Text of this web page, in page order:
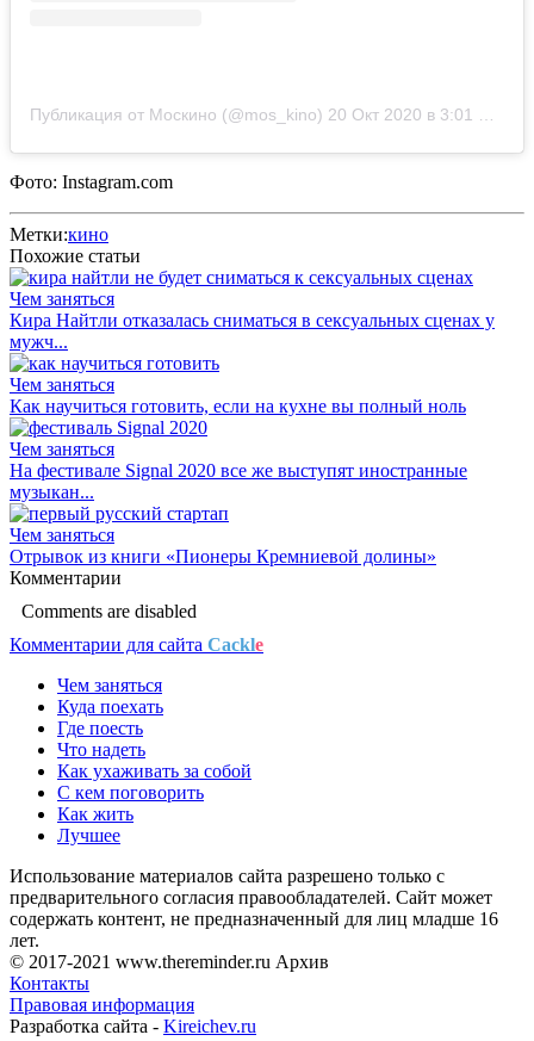
Публикация от Москино (@mos_kino) 20 Окт 2020 в 3:01 PDT
Фото: Instagram.com
Метки:кино
Похожие статьи
Чем заняться
Кира Найтли отказалась сниматься в сексуальных сценах у
мужч...
Чем заняться
Как научиться готовить, если на кухне вы полный ноль
Чем заняться
На фестивале Signal 2020 все же выступят иностранные
музыкан...
Чем заняться
Отрывок из книги «Пионеры Кремниевой долины»
Комментарии
Comments are disabled
Комментарии для сайта Cackle
Чем заняться
Куда поехать
Где поесть
Что надеть
Как ухаживать за собой
С кем поговорить
Как жить
Лучшее
Использование материалов сайта разрешено только с
предварительного согласия правообладателей. Сайт может
содержать контент, не предназначенный для лиц младше 16
лет.
© 2017-2021 www.thereminder.ru Архив
Контакты
Правовая информация
Разработка сайта - Kireichev.ru